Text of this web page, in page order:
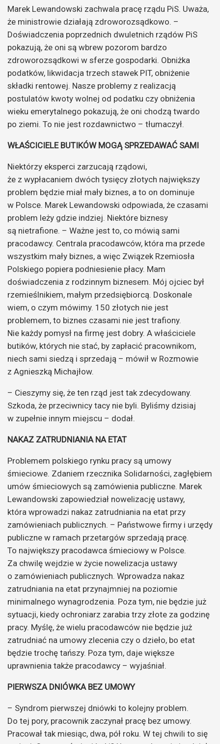
Marek Lewandowski zachwala pracę rządu PiS. Uważa,
że ministrowie działają zdroworozsądkowo. –
Doświadczenia poprzednich dwuletnich rządów PiS
pokazują, że oni są wbrew pozorom bardzo
zdroworozsądkowi w sferze gospodarki. Obniżka
podatków, likwidacja trzech stawek PIT, obniżenie
składki rentowej. Nasze problemy z realizacją
postulatów kwoty wolnej od podatku czy obniżenia
wieku emerytalnego pokazują, że oni chodzą twardo
po ziemi. To nie jest rozdawnictwo – tłumaczył.
WŁAŚCICIELE BUTIKÓW MOGĄ SPRZEDAWAĆ SAMI
Niektórzy eksperci zarzucają rządowi,
że z wypłacaniem dwóch tysięcy złotych największy
problem będzie miał mały biznes, a to on dominuje
w Polsce. Marek Lewandowski odpowiada, że czasami
problem leży gdzie indziej. Niektóre biznesy
są nietrafione. – Ważne jest to, co mówią sami
pracodawcy. Centrala pracodawców, która ma przede
wszystkim mały biznes, a więc Związek Rzemiosła
Polskiego popiera podniesienie płacy. Mam
doświadczenia z rodzinnym biznesem. Mój ojciec był
rzemieślnikiem, małym przedsiębiorcą. Doskonale
wiem, o czym mówimy. 150 złotych nie jest
problemem, to biznes czasami nie jest trafiony.
Nie każdy pomysł na firmę jest dobry. A właściciele
butików, których nie stać, by zapłacić pracownikom,
niech sami siedzą i sprzedają – mówił w Rozmowie
z Agnieszką Michajłow.
– Cieszymy się, że ten rząd jest tak zdecydowany.
Szkoda, że przeciwnicy tacy nie byli. Byliśmy dzisiaj
w zupełnie innym miejscu – dodał.
NAKAZ ZATRUDNIANIA NA ETAT
Problemem polskiego rynku pracy są umowy
śmieciowe. Zdaniem rzecznika Solidarności, zagłębiem
umów śmieciowych są zamówienia publiczne. Marek
Lewandowski zapowiedział nowelizację ustawy,
która wprowadzi nakaz zatrudniania na etat przy
zamówieniach publicznych. – Państwowe firmy i urzędy
publiczne w ramach przetargów sprzedają pracę.
To największy pracodawca śmieciowy w Polsce.
Za chwilę wejdzie w życie nowelizacja ustawy
o zamówieniach publicznych. Wprowadza nakaz
zatrudniania na etat przynajmniej na poziomie
minimalnego wynagrodzenia. Poza tym, nie będzie już
sytuacji, kiedy ochroniarz zarabia trzy złote za godzinę
pracy. Myślę, że wielu pracodawców nie będzie już
zatrudniać na umowy zlecenia czy o dzieło, bo etat
będzie trochę tańszy. Poza tym, daje większe
uprawnienia także pracodawcy – wyjaśniał.
PIERWSZA DNIÓWKA BEZ UMOWY
– Syndrom pierwszej dniówki to kolejny problem.
Do tej pory, pracownik zaczynał pracę bez umowy.
Pracował tak miesiąc, dwa, pół roku. W tej chwili to się